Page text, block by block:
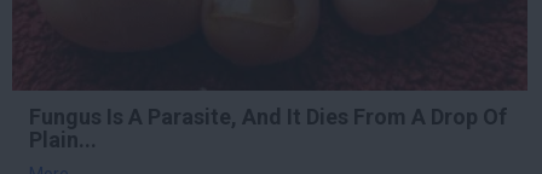
Fungus Is A Parasite, And It Dies From A Drop Of
Plain...